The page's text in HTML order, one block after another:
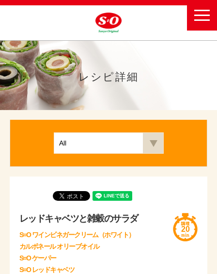
レシピ詳細
レッドキャベツと雑穀のサラダ
S=O ワインビネガークリーム（ホワイト）
カルボネール オリーブオイル
S=O ケーパー
S=O レッドキャベツ
20